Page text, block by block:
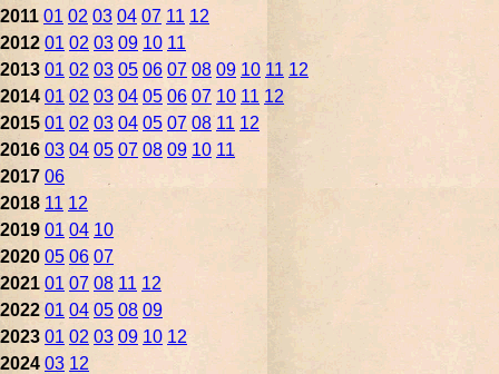
2011 01 02 03 04 07 11 12
2012 01 02 03 09 10 11
2013 01 02 03 05 06 07 08 09 10 11 12
2014 01 02 03 04 05 06 07 10 11 12
2015 01 02 03 04 05 07 08 11 12
2016 03 04 05 07 08 09 10 11
2017 06
2018 11 12
2019 01 04 10
2020 05 06 07
2021 01 07 08 11 12
2022 01 04 05 08 09
2023 01 02 03 09 10 12
2024 03 12